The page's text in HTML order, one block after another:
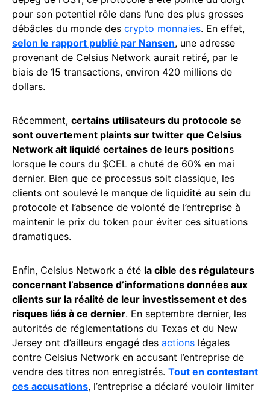
pour son potentiel rôle dans l’une des plus grosses
débâcles du monde des crypto monnaies. En effet,
selon le rapport publié par Nansen, une adresse
provenant de Celsius Network aurait retiré, par le
biais de 15 transactions, environ 420 millions de
dollars.
Récemment, certains utilisateurs du protocole se
sont ouvertement plaints sur twitter que Celsius
Network ait liquidé certaines de leurs positions
lorsque le cours du $CEL a chuté de 60% en mai
dernier. Bien que ce processus soit classique, les
clients ont soulevé le manque de liquidité au sein du
protocole et l’absence de volonté de l’entreprise à
maintenir le prix du token pour éviter ces situations
dramatiques.
Enfin, Celsius Network a été la cible des régulateurs
concernant l’absence d’informations données aux
clients sur la réalité de leur investissement et des
risques liés à ce dernier. En septembre dernier, les
autorités de réglementations du Texas et du New
Jersey ont d’ailleurs engagé des actions légales
contre Celsius Network en accusant l’entreprise de
vendre des titres non enregistrés. Tout en contestant
ces accusations, l’entreprise a déclaré vouloir limiter